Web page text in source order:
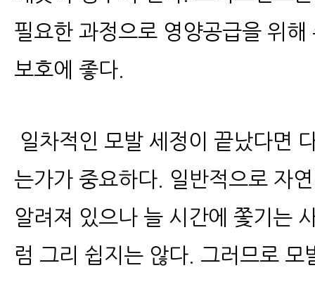
필요한 과정으로 영양공급을 위
보호에 좋다.
일차적인 모발 세정이 끝났다면
는가가 중요하다. 일반적으로 자
알려져 있으나 늘 시간에 쫓기는
럼 그리 쉽지는 않다. 그러므로 모